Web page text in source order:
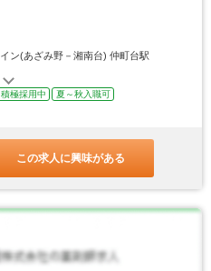
ン(あざみ野－湘南台) 仲町台駅
積極採用中
夏～秋入職可
この求人に興味がある